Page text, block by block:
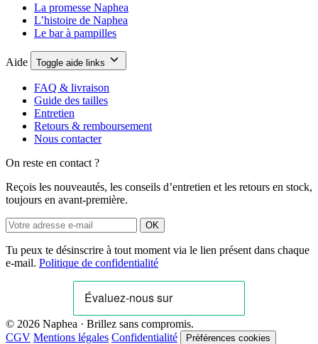
La promesse Naphea
L’histoire de Naphea
Le bar à pampilles
Aide Toggle aide links
FAQ & livraison
Guide des tailles
Entretien
Retours & remboursement
Nous contacter
On reste en contact ?
Reçois les nouveautés, les conseils d’entretien et les retours en stock,
toujours en avant-première.
OK
Tu peux te désinscrire à tout moment via le lien présent dans chaque
e-mail. Politique de confidentialité
© 2026 Naphea · Brillez sans compromis.
CGV Mentions légales Confidentialité Préférences cookies